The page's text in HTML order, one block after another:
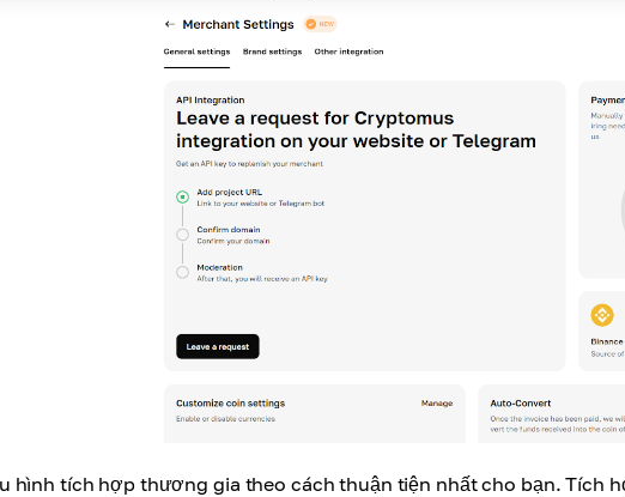
hình tích hợp thương gia theo cách thuận tiện nhất cho bạn. Tích